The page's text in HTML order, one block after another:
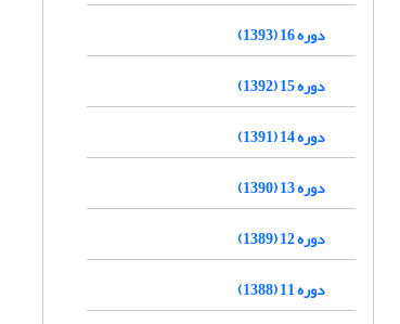
دوره 16 (1393)
دوره 15 (1392)
دوره 14 (1391)
دوره 13 (1390)
دوره 12 (1389)
دوره 11 (1388)